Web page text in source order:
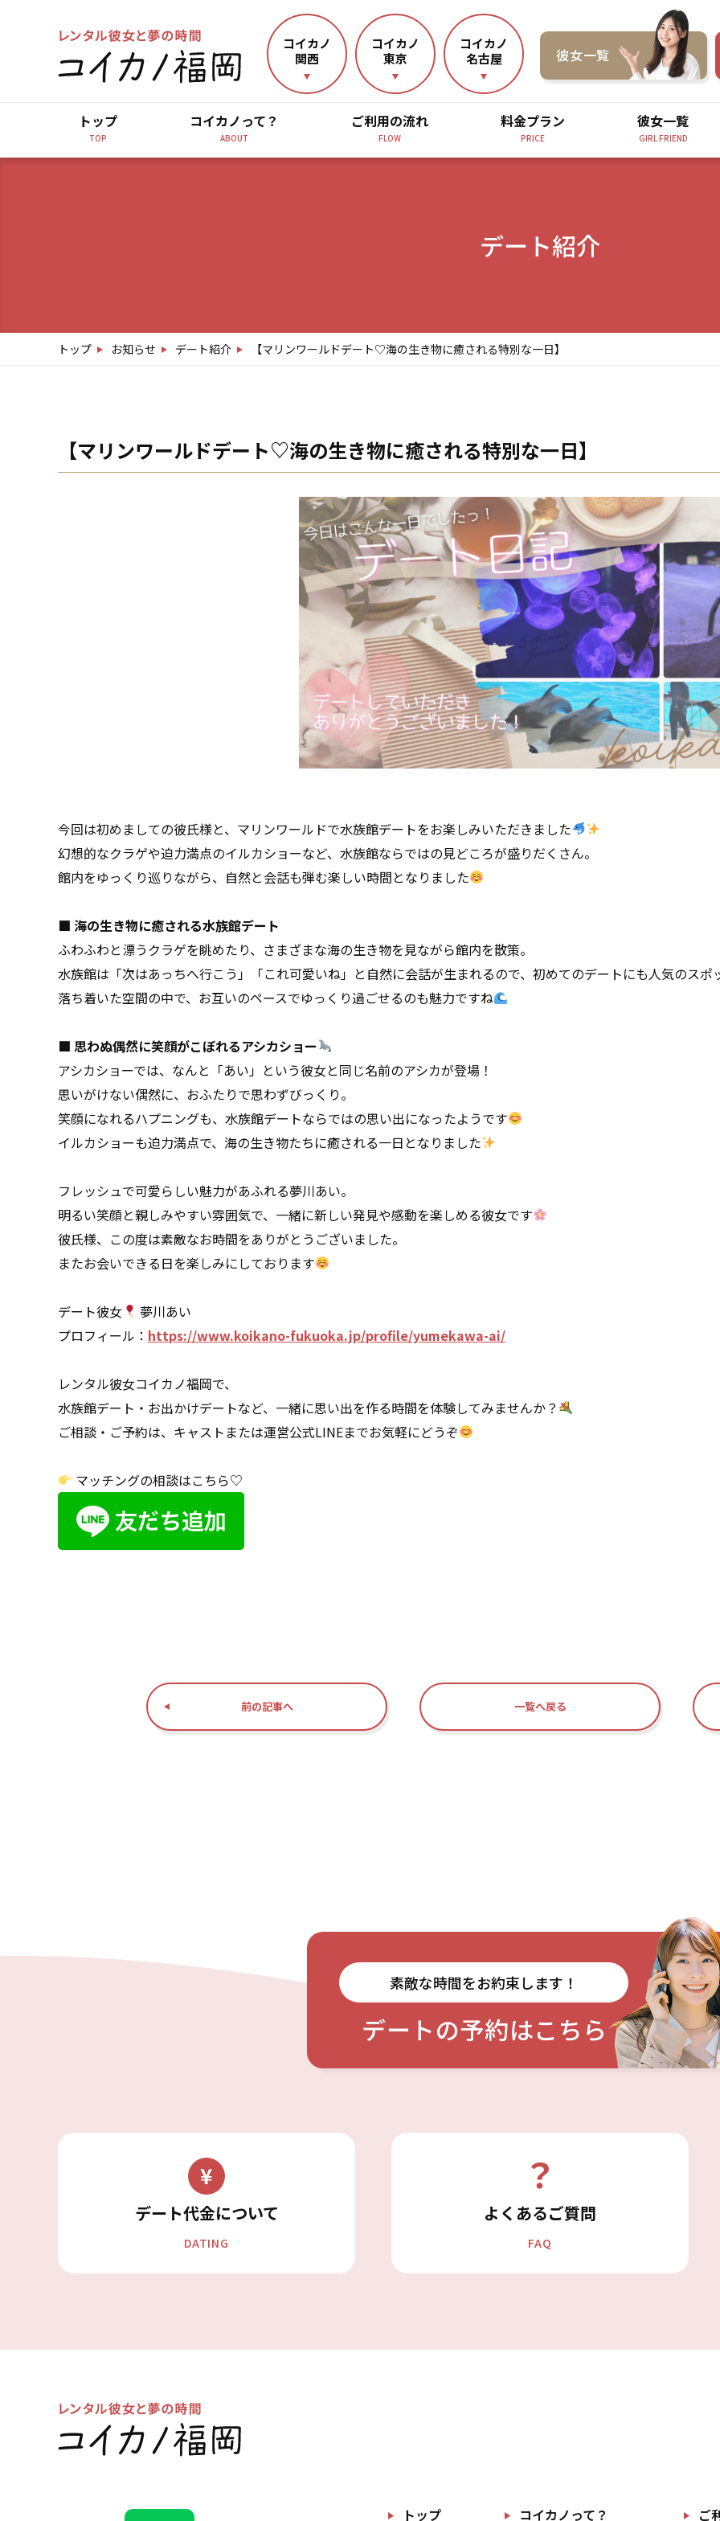
コイカノ
関西
コイカノ
東京
コイカノ
名古屋
彼女一覧
トップ
TOP
コイカノって？
ABOUT
ご利用の流れ
FLOW
料金プラン
PRICE
彼女一覧
GIRL FRIEND
デート紹介
トップ お知らせ デート紹介 【マリンワールドデート♡海の生き物に癒される特別な一日】
【マリンワールドデート♡海の生き物に癒される特別な一日】
今回は初めましての彼氏様と、マリンワールドで水族館デートをお楽しみいただきました
幻想的なクラゲや迫力満点のイルカショーなど、水族館ならではの見どころが盛りだくさん。
館内をゆっくり巡りながら、自然と会話も弾む楽しい時間となりました
■ 海の生き物に癒される水族館デート
ふわふわと漂うクラゲを眺めたり、さまざまな海の生き物を見ながら館内を散策。
水族館は「次はあっちへ行こう」「これ可愛いね」と自然に会話が生まれるので、初めてのデートにも人気のスポ
落ち着いた空間の中で、お互いのペースでゆっくり過ごせるのも魅力ですね
■ 思わぬ偶然に笑顔がこぼれるアシカショー
アシカショーでは、なんと「あい」という彼女と同じ名前のアシカが登場！
思いがけない偶然に、おふたりで思わずびっくり。
笑顔になれるハプニングも、水族館デートならではの思い出になったようです
イルカショーも迫力満点で、海の生き物たちに癒される一日となりました
フレッシュで可愛らしい魅力があふれる夢川あい。
明るい笑顔と親しみやすい雰囲気で、一緒に新しい発見や感動を楽しめる彼女です
彼氏様、この度は素敵なお時間をありがとうございました。
またお会いできる日を楽しみにしております
デート彼女
夢川あい
プロフィール： https://www.koikano-fukuoka.jp/profile/yumekawa-ai/
レンタル彼女コイカノ福岡で、
水族館デート・お出かけデートなど、一緒に思い出を作る時間を体験してみませんか？
ご相談・ご予約は、キャストまたは運営公式LINEまでお気軽にどうぞ
マッチングの相談はこちら♡
前の記事へ 一覧へ戻る
素敵な時間をお約束します！
デートの予約はこちら
デート代金について
DATING
よくあるご質問
FAQ
トップ コイカノって？ ご